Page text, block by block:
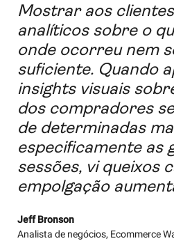
Mostrar aos
analíticos sobre o
onde ocorreu nem
suficiente. Quando
insights visuais
dos compradores
de determinadas
especificamente as
sessões, vi queixos
empolgação
Jeff Bronson
Analista de negócios, Ecommerce